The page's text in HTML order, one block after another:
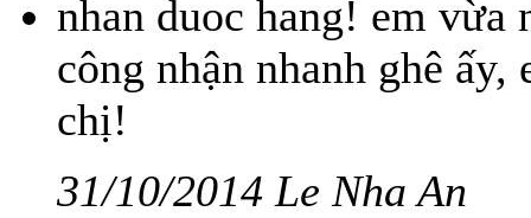
nhan duoc hang! em
công nhận nhanh ghê
chị!
31/10/2014 Le Nha An